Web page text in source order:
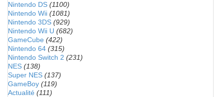
Nintendo DS (1100)
Nintendo Wii (1081)
Nintendo 3DS (929)
Nintendo Wii U (682)
GameCube (422)
Nintendo 64 (315)
Nintendo Switch 2 (231)
NES (138)
Super NES (137)
GameBoy (119)
Actualité (111)